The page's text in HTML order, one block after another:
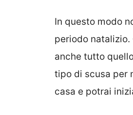
In questo modo
periodo natalizio.
anche tutto
tipo di scusa per
casa e potrai